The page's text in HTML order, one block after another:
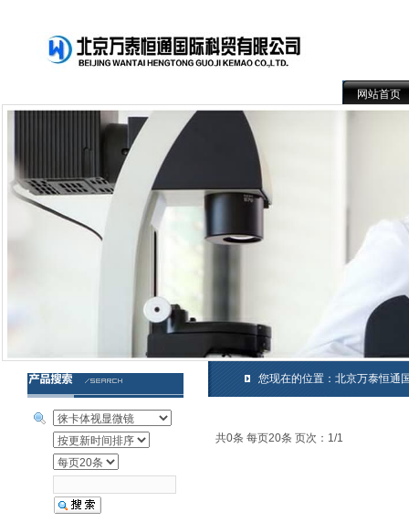
网站首页
您现在的位置： 北京万泰恒通
共0条 每页20条 页次：1/1